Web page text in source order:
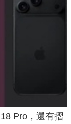
Pro，還有摺